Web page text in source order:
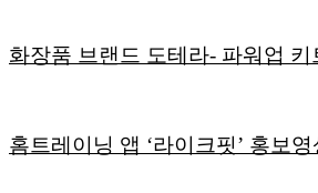
화장품 브랜드 도테라- 파워업
홈트레이닝 앱 ‘라이크핏’ 홍보